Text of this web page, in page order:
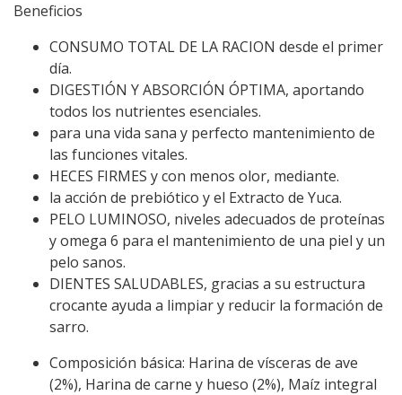
Beneficios
CONSUMO TOTAL DE LA RACION desde el primer
día.
DIGESTIÓN Y ABSORCIÓN ÓPTIMA, aportando
todos los nutrientes esenciales.
para una vida sana y perfecto mantenimiento de
las funciones vitales.
HECES FIRMES y con menos olor, mediante.
la acción de prebiótico y el Extracto de Yuca.
PELO LUMINOSO, niveles adecuados de proteínas
y omega 6 para el mantenimiento de una piel y un
pelo sanos.
DIENTES SALUDABLES, gracias a su estructura
crocante ayuda a limpiar y reducir la formación de
sarro.
Composición básica: Harina de vísceras de ave
(2%), Harina de carne y hueso (2%), Maíz integral